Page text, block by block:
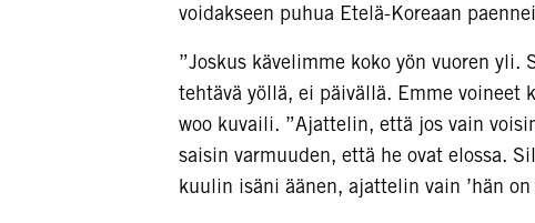
voidakseen puhua Etelä-Koreaan
”Joskus kävelimme koko yön vuoren
tehtävä yöllä, ei päivällä. Emme
woo kuvaili. ”Ajattelin, että jos vain
saisin varmuuden, että he ovat elossa.
kuulin isäni äänen, ajattelin vain ’hän on